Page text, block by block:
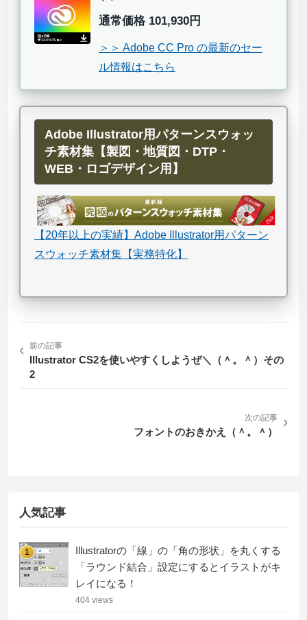
通常価格 101,930円
＞＞ Adobe CC Pro の最新のセー
ル情報はこちら
Adobe Illustrator用パターンスウォッ
チ素材集【製図・地質図・DTP・
WEB・ロゴデザイン用】
【20年以上の実績】Adobe Illustrator用パターン
スウォッチ素材集【実務特化】
‹ 前の記事
Illustrator CS2を使いやすくしようぜ＼（＾。＾）その
2
次の記事
フォントのおきかえ（＾。＾）
›
人気記事
1
Illustratorの「線」の「角の形状」を丸くする
「ラウンド結合」設定にするとイラストがキ
レイになる！
404 views